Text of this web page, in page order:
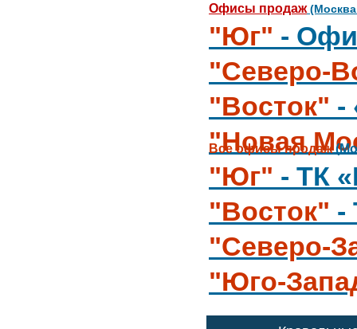
Офисы продаж(Москва
"Юг" -
"Северо-
"Восток" -
"Новая
"Юг" - ТК
"Восток" -
"Северо-
"Юго-
Все офисы продаж